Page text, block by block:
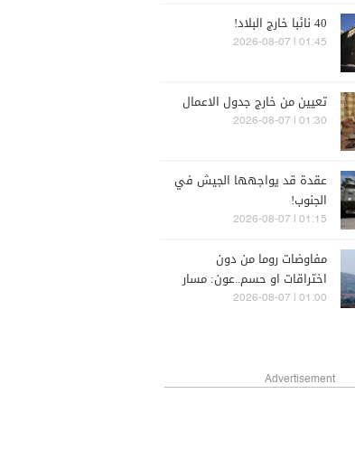
40 نائبا خارج البلاد!
01:45 | 2026-08-07
تعيين من خارج جدول الاعمال
01:30 | 2026-08-07
عقدة قد يواجهها الجيش في
الجنوب!
01:15 | 2026-08-07
مفاوضات روما من دون
اختراقات او حسم..عون: مسار
طويل علينا الاستمرار به
01:00 | 2026-08-07
Advertisement